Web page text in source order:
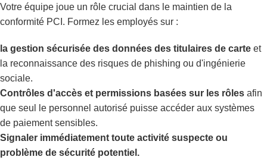
Votre équipe joue un rôle crucial dans le maintien de la
conformité PCI. Formez les employés sur :
la gestion sécurisée des données des titulaires de carte et
la reconnaissance des risques de phishing ou d'ingénierie
sociale.
Contrôles d'accès et permissions basées sur les rôles afin
que seul le personnel autorisé puisse accéder aux systèmes
de paiement sensibles.
Signaler immédiatement toute activité suspecte ou
problème de sécurité potentiel.